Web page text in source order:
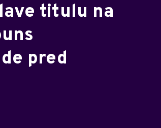
titulu na
pred